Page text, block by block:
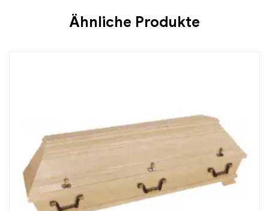
Ähnliche Produkte